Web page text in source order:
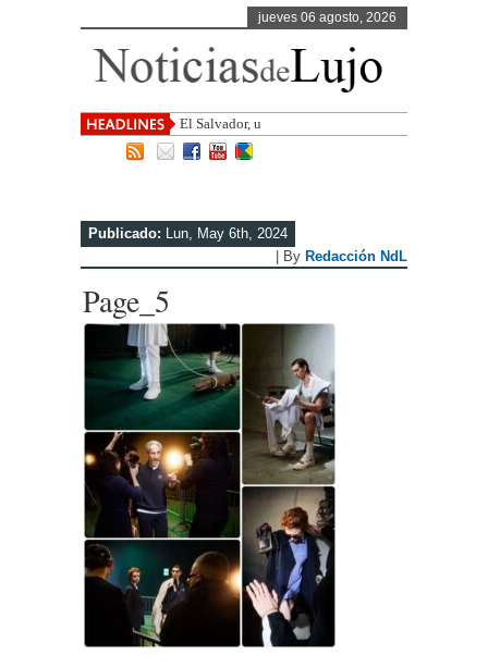
jueves 06 agosto, 2026
El Salvador, uno de los destinos con
Publicado: Lun, May 6th, 2024
| By Redacción NdL
Page_5